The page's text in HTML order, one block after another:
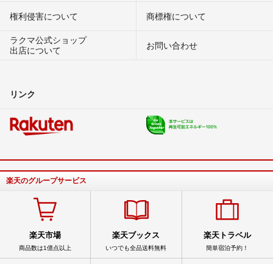
権利侵害について
商標権について
ラクマ公式ショップ
出店について
お問い合わせ
リンク
楽天のグループサービス
楽天市場
商品数は1億点以上
楽天ブックス
いつでも全品送料無料
楽天トラベル
簡単宿泊予約！